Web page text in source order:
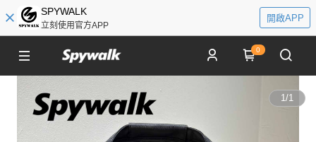
SPYWALK
立刻使用官方APP
開啟APP
0
1/1